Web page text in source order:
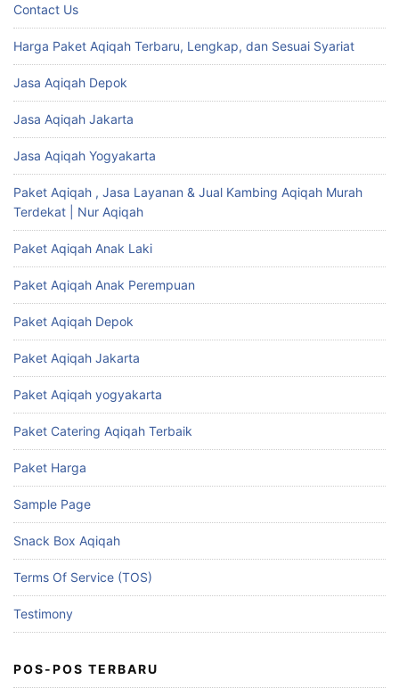
Contact Us
Harga Paket Aqiqah Terbaru, Lengkap, dan Sesuai Syariat
Jasa Aqiqah Depok
Jasa Aqiqah Jakarta
Jasa Aqiqah Yogyakarta
Paket Aqiqah , Jasa Layanan & Jual Kambing Aqiqah Murah
Terdekat | Nur Aqiqah
Paket Aqiqah Anak Laki
Paket Aqiqah Anak Perempuan
Paket Aqiqah Depok
Paket Aqiqah Jakarta
Paket Aqiqah yogyakarta
Paket Catering Aqiqah Terbaik
Paket Harga
Sample Page
Snack Box Aqiqah
Terms Of Service (TOS)
Testimony
POS-POS TERBARU